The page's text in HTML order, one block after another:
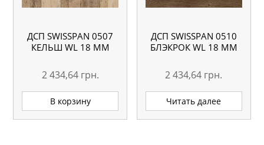
ДСП SWISSPAN 0507
КЕЛЬШ WL 18 ММ
2 434,64 грн.
В корзину
ДСП SWISSPAN 0510
БЛЭКРОК WL 18 ММ
2 434,64 грн.
Читать далее